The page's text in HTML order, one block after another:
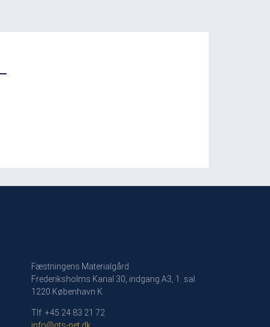
Fæstningens Materialgård
Frederiksholms Kanal 30, indgang A3, 1. sal
1220 København K
Tlf: +45 24 83 21 72